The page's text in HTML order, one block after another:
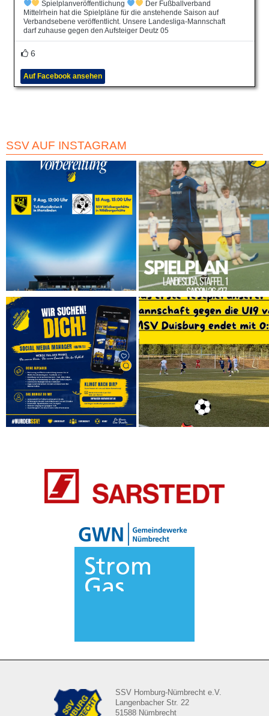
Spielplanveröffentlichung
Der Fußballverband
Mittelrhein hat die Spielpläne für die anstehende Saison auf
Verbandsebene veröffentlicht. Unsere Landesliga-Mannschaft
darf zuhause gegen den Aufsteiger Deutz 05
6
Auf Facebook ansehen
SSV AUF INSTAGRAM
SSV Homburg-Nümbrecht e.V.
Langenbacher Str. 22
51588 Nümbrecht